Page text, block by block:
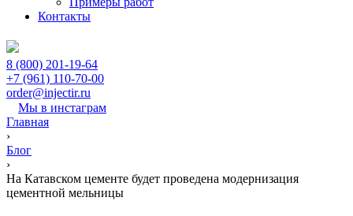
Контакты
8 (800) 201-19-64
+7 (961) 110-70-00
order@injectir.ru
Мы в инстаграм
Главная
›
Блог
›
На Катавском цементе будет проведена модернизация
цементной мельницы